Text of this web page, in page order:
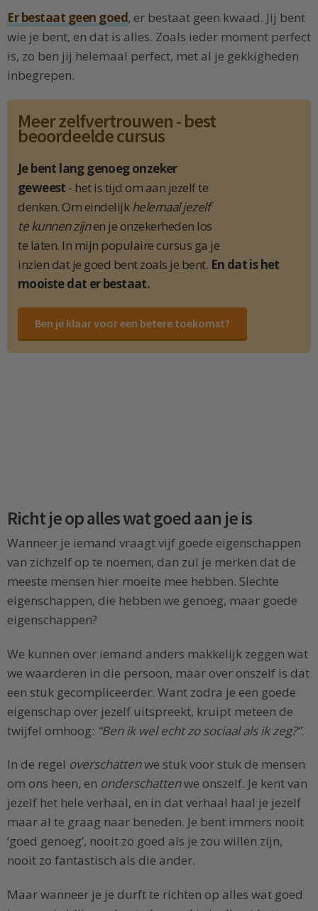
Er bestaat geen goed, er bestaat geen kwaad. Jij bent
wie je bent, en dat is alles. Zoals ieder moment perfect
is, zo ben jij helemaal perfect, met al je gekkigheden
inbegrepen.
Meer zelfvertrouwen - best
beoordeelde cursus
Je bent lang genoeg onzeker
geweest - het is tijd om aan jezelf te
denken. Om eindelijk helemaal jezelf
te kunnen zijnen je onzekerheden los
te laten. In mijn populaire cursus ga je
inzien dat je goed bent zoals je bent. En dat is het
mooiste dat er bestaat.
Ben je klaar voor een betere toekomst?
Richt je op alles wat goed aan je is
Wanneer je iemand vraagt vijf goede eigenschappen
van zichzelf op te noemen, dan zul je merken dat de
meeste mensen hier moeite mee hebben. Slechte
eigenschappen, die hebben we genoeg, maar goede
eigenschappen?
We kunnen over iemand anders makkelijk zeggen wat
we waarderen in die persoon, maar over onszelf is dat
een stuk gecompliceerder. Want zodra je een goede
eigenschap over jezelf uitspreekt, kruipt meteen de
twijfel omhoog: “Ben ik wel echt zo sociaal als ik zeg?”.
In de regel overschattenwe stuk voor stuk de mensen
om ons heen, en onderschattenwe onszelf. Je kent van
jezelf het hele verhaal, en in dat verhaal haal je jezelf
maar al te graag naar beneden. Je bent immers nooit
‘goed genoeg’, nooit zo goed als je zou willen zijn,
nooit zo fantastisch als die ander.
Maar wanneer je je durft te richten op alles wat goed